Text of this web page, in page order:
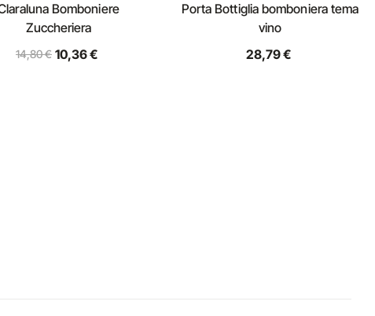
Bomboniere
Zuccheriera
14,80 € 10,36 €
Porta Bottiglia bomboniera tema
vino
28,79 €